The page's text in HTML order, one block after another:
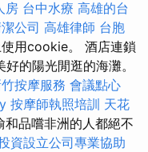
房 台中水療 高雄的台
公司 高雄律師 台胞
用cookie。 酒店連鎖
的陽光閒逛的海灘。
按摩服務 會議點心
按摩師執照培訓 天花
和品嚐非洲的人都絕不
資設立公司專業協助